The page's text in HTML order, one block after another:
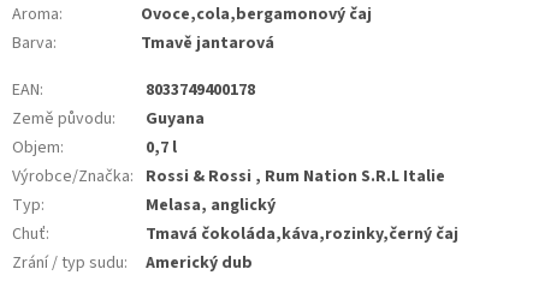
Aroma:
Ovoce,cola,bergamonový čaj
Barva:
Tmavě jantarová
EAN:
8033749400178
Země původu:
Guyana
Objem:
0,7 l
Výrobce/Značka: Rossi & Rossi , Rum Nation S.R.L Italie
Typ:
Melasa, anglický
Chuť:
Tmavá čokoláda,káva,rozinky,černý čaj
Zrání / typ sudu:
Americký dub